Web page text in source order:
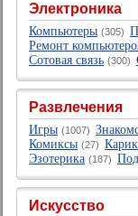
Электроника
Компьютеры (305)
Ремонт
Сотовая связь (300)
Развлечения
Игры (1007)
Комиксы (27)
Эзотерика (187)
Искусство